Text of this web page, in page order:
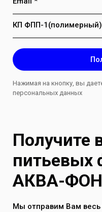
КП ФПП-1(полимерный)
Нажимая на кнопку, вы
персональных данных
Получите
питьевых
АКВА-ФОН
Мы отправим Вам весь